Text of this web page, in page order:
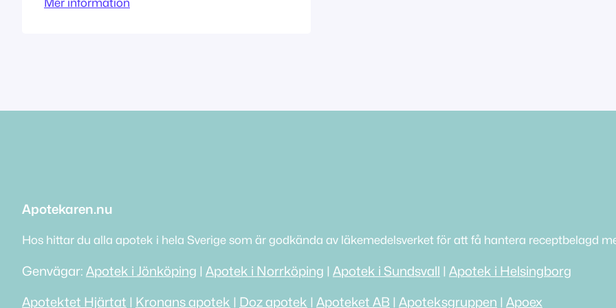
165 62 Hässelby Tillståndet innehas av
Apotekaren.nu
Hos hittar du alla apotek i hela Sverige som är godkända av läkemedelsverket för att få hantera receptbelagd
Genvägar: Apotek i Jönköping | Apotek i Norrköping | Apotek i Sundsvall | Apotek i Helsingborg
Apotektet Hjärtat | Kronans apotek | Doz apotek | Apoteket AB | Apoteksgruppen | Apoex